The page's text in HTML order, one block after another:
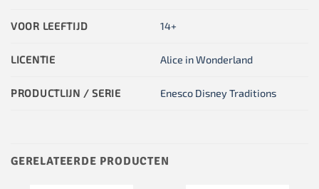
VOOR LEEFTIJD 14+
LICENTIE Alice in Wonderland
PRODUCTLIJN / SERIE Enesco Disney Traditions
GERELATEERDE PRODUCTEN